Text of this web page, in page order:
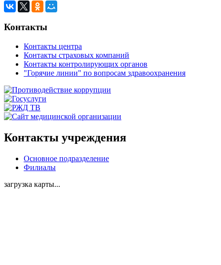
Контакты
Контакты центра
Контакты страховых компаний
Контакты контролирующих органов
"Горячие линии" по вопросам здравоохранения
Контакты учреждения
Основное подразделение
Филиалы
загрузка карты...